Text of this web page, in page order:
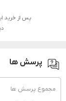
پس از خرید
پرسش ها
مجموع پرسش ها